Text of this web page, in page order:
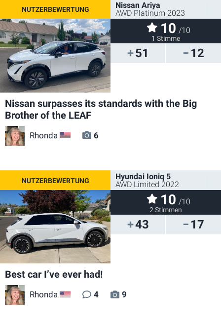
51 12
Nissan Ariya
AWD Platinum 2023
10 /10
1 Stimme
Nissan surpasses its standards with the Big
Brother of the LEAF
Rhonda US 6
43 17
Hyundai Ioniq 5
AWD Limited 2022
10 /10
2 Stimmen
Best car I’ve ever had!
Rhonda US 4 9